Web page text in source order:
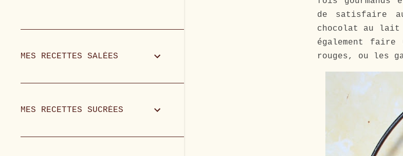
de satisfaire
chocolat au lait
également
rouges, ou les
MES RECETTES SALÉES
MES RECETTES SUCRÉES